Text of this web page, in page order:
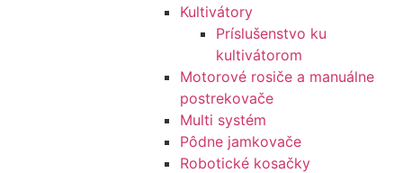
Kultivátory
Príslušenstvo ku
kultivátorom
Motorové rosiče a manuálne
postrekovače
Multi systém
Pôdne jamkovače
Robotické kosačky